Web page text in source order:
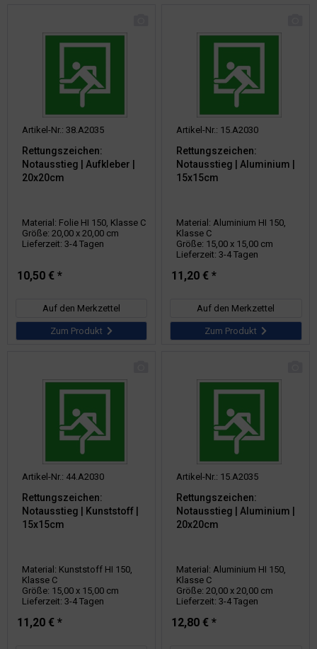
Artikel-Nr.: 38.A2035
Rettungszeichen:
Notausstieg | Aufkleber |
20x20cm
Material: Folie HI 150, Klasse C
Größe: 20,00 x 20,00 cm
Lieferzeit: 3-4 Tagen
10,50 € *
Auf den Merkzettel
Zum Produkt
Artikel-Nr.: 15.A2030
Rettungszeichen:
Notausstieg | Aluminium |
15x15cm
Material: Aluminium HI 150,
Klasse C
Größe: 15,00 x 15,00 cm
Lieferzeit: 3-4 Tagen
11,20 € *
Auf den Merkzettel
Zum Produkt
Artikel-Nr.: 44.A2030
Rettungszeichen:
Notausstieg | Kunststoff |
15x15cm
Material: Kunststoff HI 150,
Klasse C
Größe: 15,00 x 15,00 cm
Lieferzeit: 3-4 Tagen
11,20 € *
Artikel-Nr.: 15.A2035
Rettungszeichen:
Notausstieg | Aluminium |
20x20cm
Material: Aluminium HI 150,
Klasse C
Größe: 20,00 x 20,00 cm
Lieferzeit: 3-4 Tagen
12,80 € *